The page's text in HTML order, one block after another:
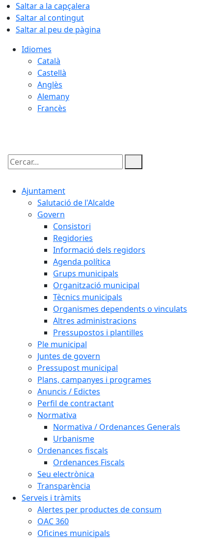
Saltar a la capçalera
Saltar al contingut
Saltar al peu de pàgina
Idiomes
Català
Castellà
Anglès
Alemany
Francès
Cercar:
Ajuntament
Salutació de l'Alcalde
Govern
Consistori
Regidories
Informació dels regidors
Agenda política
Grups municipals
Organització municipal
Tècnics municipals
Organismes dependents o vinculats
Altres administracions
Pressupostos i plantilles
Ple municipal
Juntes de govern
Pressupost municipal
Plans, campanyes i programes
Anuncis / Edictes
Perfil de contractant
Normativa
Normativa / Ordenances Generals
Urbanisme
Ordenances fiscals
Ordenances Fiscals
Seu electrònica
Transparència
Serveis i tràmits
Alertes per productes de consum
OAC 360
Oficines municipals